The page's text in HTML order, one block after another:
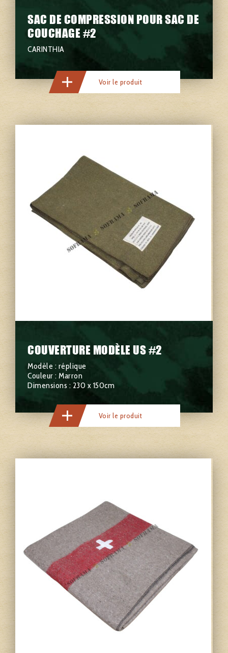
SAC DE COMPRESSION POUR SAC DE
COUCHAGE #2
CARINTHIA
Voir le produit
COUVERTURE MODÈLE US #2
Modèle : réplique
Couleur : Marron
Dimensions : 230 x 150cm
Voir le produit